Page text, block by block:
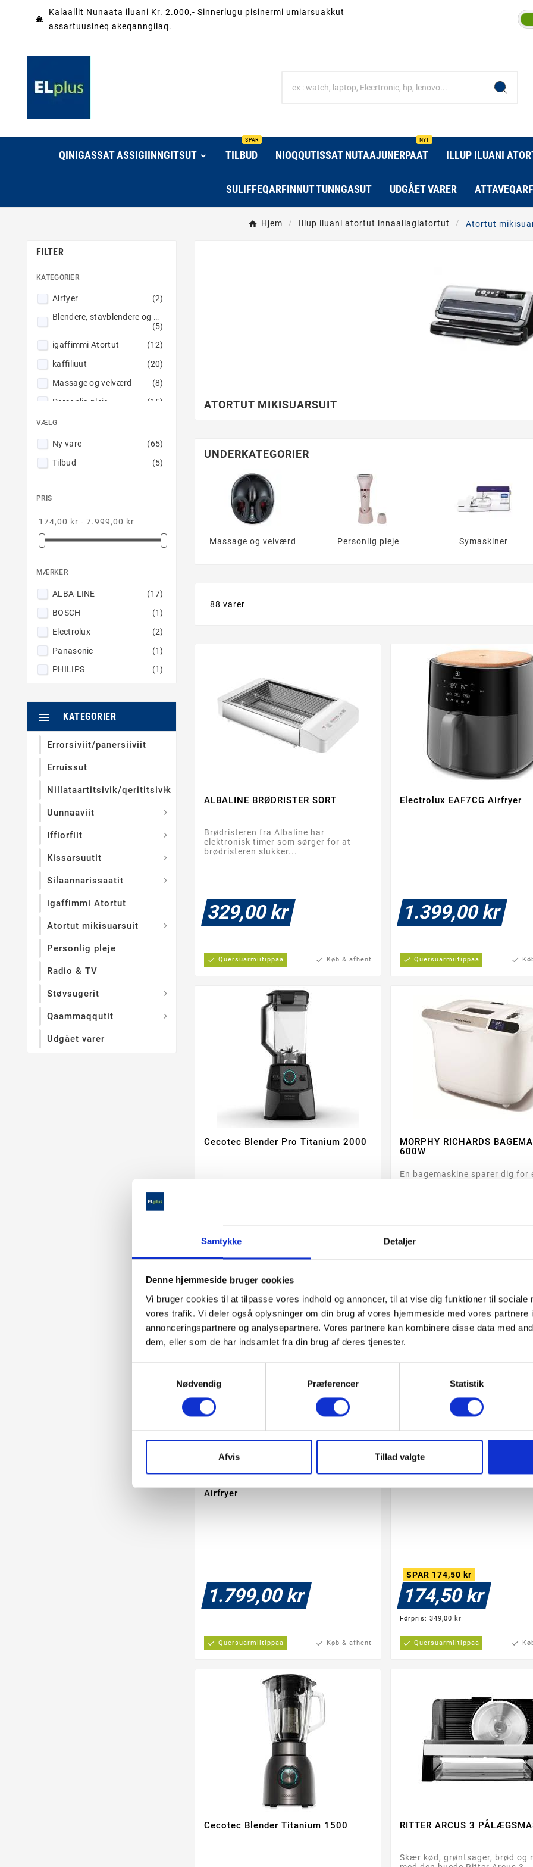
Samtykke Detaljer
Denne hjemmeside bruger cookies
Vi bruger cookies til at tilpasse vores indhold og annoncer, til at vise dig funktioner til sociale
vores trafik. Vi deler også oplysninger om din brug af vores hjemmeside med vores partnere
annonceringspartnere og analysepartnere. Vores partnere kan kombinere disse data med
dem, eller som de har indsamlet fra din brug af deres tjenester.
Nødvendig
Præferencer Statistik
Afvis Tillad valgte
Kalaallit Nunaata iluani Kr. 2.000,- Sinnerlugu pisinermi umiarsuakkut
assartuusineq akeqanngilaq.
QINIGASSAT ASSIGIINNGITSUT TILBUD
SPAR
NIOQQUTISSAT NUTAAJUNERPAAT
NYT
ILLUP ILUANI
SULIFFEQARFINNUT TUNNGASUT UDGÅET VARER
Hjem Illup iluani atortut innaallagiatortut Atortut
FILTER
KATEGORIER
Airfyer
(2)
Blendere, stavblendere og håndmixere
(5)
igaffimmi Atortut
(12)
kaffiliuut
(20)
Massage og velværd
(8)
Personlig pleje
(15)
Saftpressere
Symaskiner
(8)
Toaster
(3)
VÆLG
Ny vare
(65)
Tilbud
(5)
PRIS
174,00 kr - 7.999,00 kr
MÆRKER
ALBA-LINE
(17)
BOSCH
(1)
Electrolux
(2)
Panasonic
(1)
PHILIPS
(1)
KATEGORIER

Errorsiviit/panersiiviit
Erruissut
Nillataartitsivik/qerititsivik

Uunnaaviit 
Iffiorfiit 
Kissarsuutit 
Silaannarissaatit 
igaffimmi Atortut
Atortut mikisuarsuit 
Personlig pleje
Radio & TV
Støvsugerit 
Qaammaqqutit 
Udgået varer
ATORTUT MIKISUARSUIT
UNDERKATEGORIER
Massage og velværd Personlig pleje Symaskiner
88 varer
ALBALINE BRØDRISTER SORT
Brødristeren fra Albaline har
elektronisk timer som sørger for at
brødristeren slukker...
329,00 kr
check Quersuarmiitippaa check Køb & afhent
Electrolux EAF7CG Airfryer
1.399,00 kr
check Quersuarmiitippaa check
Cecotec Blender Pro Titanium 2000
1.499,00 kr
check 28-60 Ullut check Køb & afhent
MORPHY RICHARDS
600W
En bagemaskine sparer dig for
714,45 kr
check Quersuarmiitippaa check
 
Airfryer
1.799,00 kr
check Quersuarmiitippaa check Køb & afhent
 
SPAR 174,50 kr
174,50 kr
Førpris: 349,00 kr
check Quersuarmiitippaa check
Cecotec Blender Titanium 1500 RITTER ARCUS 3
Skær kød, grøntsager, brød og